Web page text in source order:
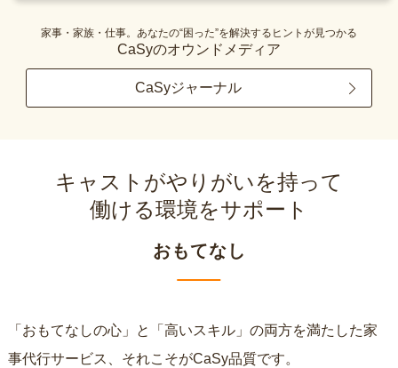
家事・家族・仕事。あなたの“困った”を解決するヒントが見つかる
CaSyのオウンドメディア
CaSyジャーナル
キャストがやりがいを持って
働ける環境をサポート
おもてなし
「おもてなしの心」と「高いスキル」の両方を満たした家
事代行サービス、それこそがCaSy品質です。